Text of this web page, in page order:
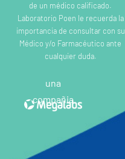
de un médico calificado.
Laboratorio Poen le recuerda la
importancia de consultar con su
Médico y/o Farmacéutico ante
cualquier duda.
una
compañia